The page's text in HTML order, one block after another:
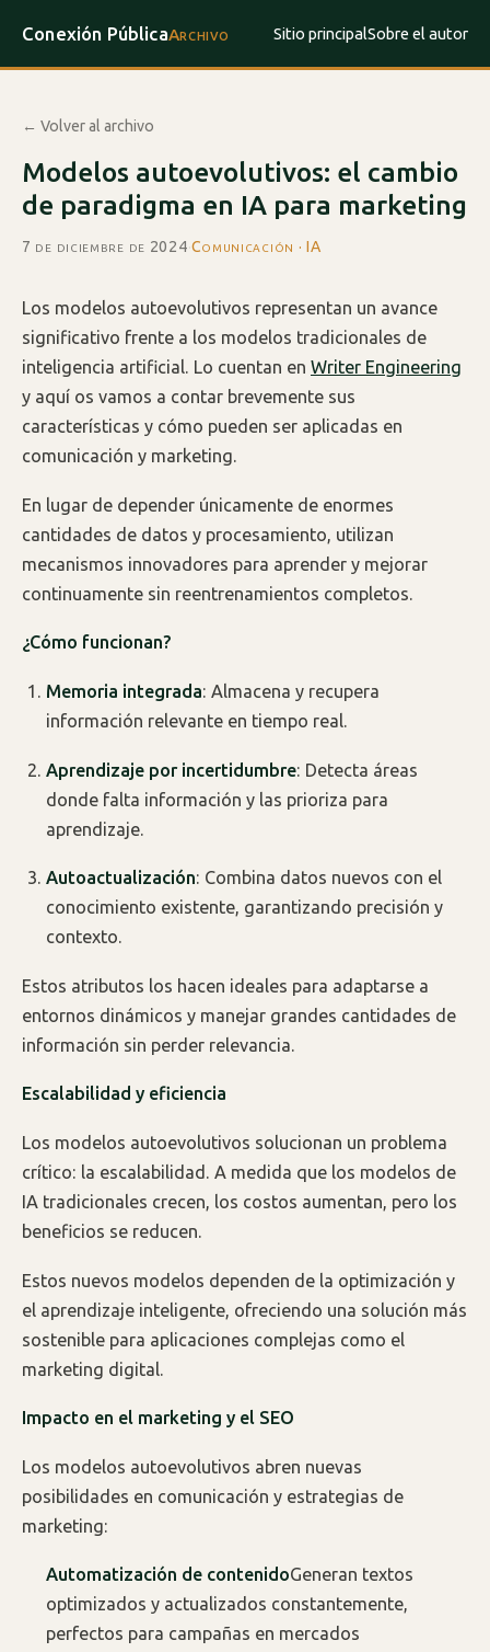
Conexión PúblicaArchivo Sitio principalSobre el autor
← Volver al archivo
Modelos autoevolutivos: el cambio
de paradigma en IA para marketing
7 de diciembre de 2024·Comunicación · IA
Los modelos autoevolutivos representan un avance
significativo frente a los modelos tradicionales de
inteligencia artificial. Lo cuentan en Writer Engineering
y aquí os vamos a contar brevemente sus
características y cómo pueden ser aplicadas en
comunicación y marketing.
En lugar de depender únicamente de enormes
cantidades de datos y procesamiento, utilizan
mecanismos innovadores para aprender y mejorar
continuamente sin reentrenamientos completos.
¿Cómo funcionan?
Memoria integrada: Almacena y recupera
información relevante en tiempo real.
Aprendizaje por incertidumbre: Detecta áreas
donde falta información y las prioriza para
aprendizaje.
Autoactualización: Combina datos nuevos con el
conocimiento existente, garantizando precisión y
contexto.
Estos atributos los hacen ideales para adaptarse a
entornos dinámicos y manejar grandes cantidades de
información sin perder relevancia.
Escalabilidad y eficiencia
Los modelos autoevolutivos solucionan un problema
crítico: la escalabilidad. A medida que los modelos de
IA tradicionales crecen, los costos aumentan, pero los
beneficios se reducen.
Estos nuevos modelos dependen de la optimización y
el aprendizaje inteligente, ofreciendo una solución más
sostenible para aplicaciones complejas como el
marketing digital.
Impacto en el marketing y el SEO
Los modelos autoevolutivos abren nuevas
posibilidades en comunicación y estrategias de
marketing:
Automatización de contenidoGeneran textos
optimizados y actualizados constantemente,
perfectos para campañas en mercados